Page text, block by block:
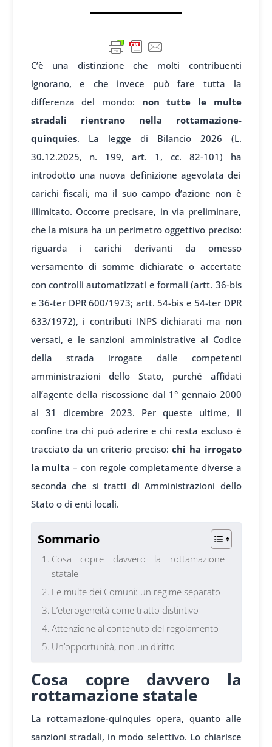
C’è una distinzione che molti contribuenti
ignorano, e che invece può fare tutta la
differenza del mondo: non tutte le multe
stradali rientrano nella rottamazione-
quinquies. La legge di Bilancio 2026 (L.
30.12.2025, n. 199, art. 1, cc. 82-101) ha
introdotto una nuova definizione agevolata dei
carichi fiscali, ma il suo campo d’azione non è
illimitato. Occorre precisare, in via preliminare,
che la misura ha un perimetro oggettivo preciso:
riguarda i carichi derivanti da omesso
versamento di somme dichiarate o accertate
con controlli automatizzati e formali (artt. 36-bis
e 36-ter DPR 600/1973; artt. 54-bis e 54-ter DPR
633/1972), i contributi INPS dichiarati ma non
versati, e le sanzioni amministrative al Codice
della strada irrogate dalle competenti
amministrazioni dello Stato, purché affidati
all’agente della riscossione dal 1° gennaio 2000
al 31 dicembre 2023. Per queste ultime, il
confine tra chi può aderire e chi resta escluso è
tracciato da un criterio preciso:chi ha irrogato
la multa – con regole completamente diverse a
seconda che si tratti di Amministrazioni dello
Stato o di enti locali.
Sommario
Cosa copre davvero la rottamazione
statale
Le multe dei Comuni: un regime separato
L’eterogeneità come tratto distintivo
Attenzione al contenuto del regolamento
Un’opportunità, non un diritto
Cosa copre davvero la
rottamazione statale
La rottamazione-quinquies opera, quanto alle
sanzioni stradali, in modo selettivo. Lo chiarisce